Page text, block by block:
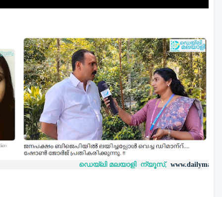
ഡെയ്‌ലി മലയാളി ന്യൂസ്, www.dailymalayaly.com